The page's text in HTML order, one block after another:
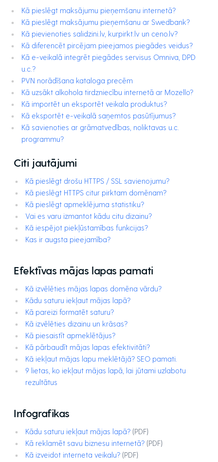
Kā pieslēgt maksājumu pieņemšanu internetā?
Kā pieslēgt maksājumu pieņemšanu ar Swedbank?
Kā pievienoties salidzini.lv, kurpirkt.lv un ceno.lv?
Kā diferencēt pircējam pieejamos piegādes veidus?
Kā e-veikalā integrēt piegādes servisus Omniva, DPD
u.c.?
PVN norādīšana kataloga precēm
Kā uzsākt alkohola tirdzniecību internetā ar Mozello?
Kā importēt un eksportēt veikala produktus?
Kā eksportēt e-veikalā saņemtos pasūtījumus?
Kā savienoties ar grāmatvedības, noliktavas u.c.
programmu?
Citi jautājumi
Kā pieslēgt drošu HTTPS / SSL savienojumu?
Kā pieslēgt HTTPS citur pirktam domēnam?
Kā pieslēgt apmeklējuma statistiku?
Vai es varu izmantot kādu citu dizainu?
Kā iespējot piekļūstamības funkcijas?
Kas ir augsta pieejamība?
Efektīvas mājas lapas pamati
Kā izvēlēties mājas lapas domēna vārdu?
Kādu saturu iekļaut mājas lapā?
Kā pareizi formatēt saturu?
Kā izvēlēties dizainu un krāsas?
Kā piesaistīt apmeklētājus?
Kā pārbaudīt mājas lapas efektivitāti?
Kā iekļaut mājas lapu meklētājā? SEO pamati.
9 lietas, ko iekļaut mājas lapā, lai jūtami uzlabotu
rezultātus
Infografikas
Kādu saturu iekļaut mājas lapā? (PDF)
Kā reklamēt savu biznesu internetā? (PDF)
Kā izveidot interneta veikalu? (PDF)